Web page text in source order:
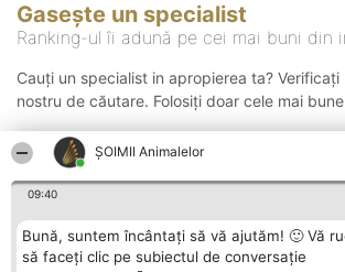
ŞOIMII Animalelor
09:40
Bună, suntem încântați să vă ajutăm! 🙂 Vă
să faceți clic pe subiectul de conversație
Gasește un specialist
Ranking-ul îi adună pe cei mai buni din
Cauți un specialist in apropierea ta? Verificați
nostru de căutare. Folosiți doar cele mai